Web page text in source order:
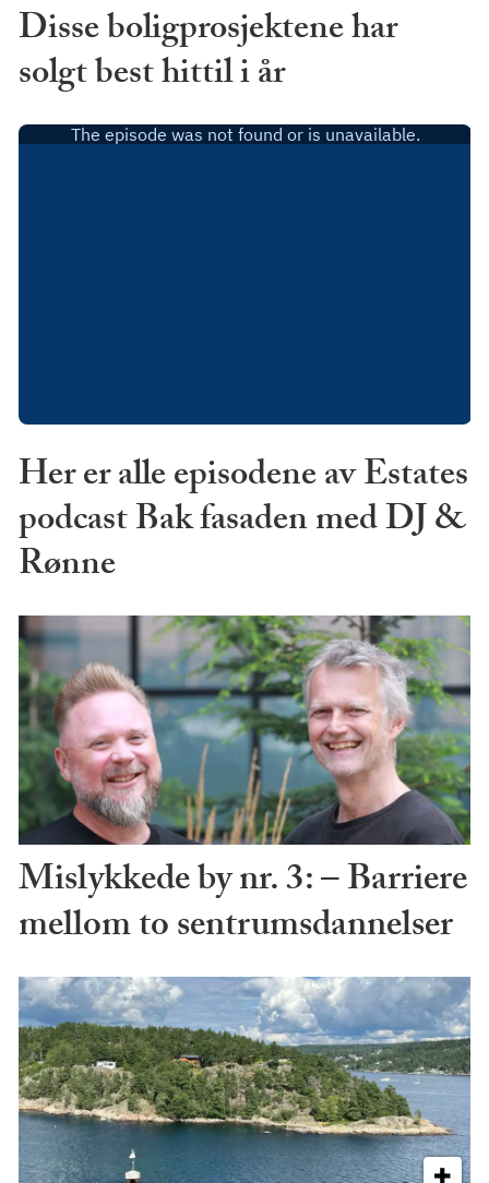
Disse boligprosjektene har
solgt best hittil i år
Her er alle episodene av Estates
podcast Bak fasaden med DJ &
Rønne
Mislykkede by nr. 3: – Barriere
mellom to sentrumsdannelser